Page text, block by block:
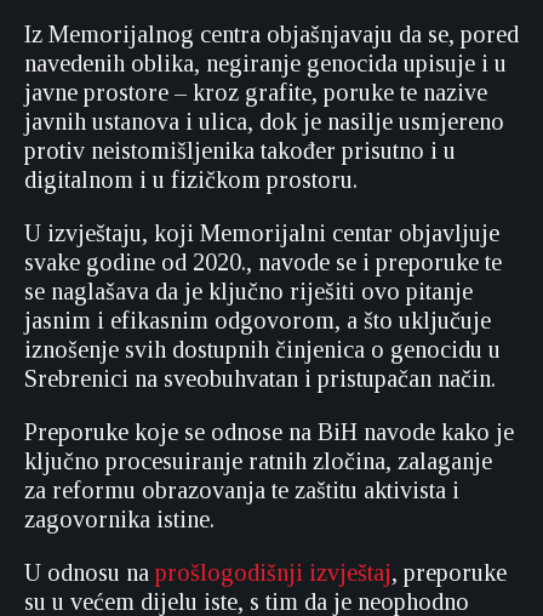
Iz Memorijalnog centra objašnjavaju da se, pored
navedenih oblika, negiranje genocida upisuje i u
javne prostore – kroz grafite, poruke te nazive
javnih ustanova i ulica, dok je nasilje usmjereno
protiv neistomišljenika također prisutno i u
digitalnom i u fizičkom prostoru.
U izvještaju, koji Memorijalni centar objavljuje
svake godine od 2020., navode se i preporuke te
se naglašava da je ključno riješiti ovo pitanje
jasnim i efikasnim odgovorom, a što uključuje
iznošenje svih dostupnih činjenica o genocidu u
Srebrenici na sveobuhvatan i pristupačan način.
Preporuke koje se odnose na BiH navode kako je
ključno procesuiranje ratnih zločina, zalaganje
za reformu obrazovanja te zaštitu aktivista i
zagovornika istine.
U odnosu na prošlogodišnji izvještaj, preporuke
su u većem dijelu iste, s tim da je neophodno